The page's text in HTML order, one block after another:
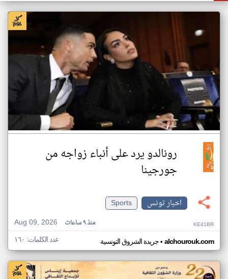
رونالدو يرد على أنباء زواجه من
جورجينا
اخبار تونس
Sports
Aug 09, 2026
منذ ٩ ساعات KE41BR
جريدة الشروق التونسية• alchourouk.com عدد الكلمات: ١٦٠